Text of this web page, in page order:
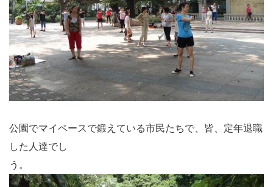
公園でマイペースで鍛えている市民たちで、皆、定年退職
した人達でし
う。